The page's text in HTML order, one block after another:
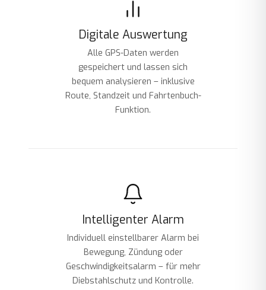
Digitale Auswertung
Alle GPS-Daten werden
gespeichert und lassen sich
bequem analysieren – inklusive
Route, Standzeit und Fahrtenbuch-
Funktion.
Intelligenter Alarm
Individuell einstellbarer Alarm bei
Bewegung, Zündung oder
Geschwindigkeitsalarm – für mehr
Diebstahlschutz und Kontrolle.